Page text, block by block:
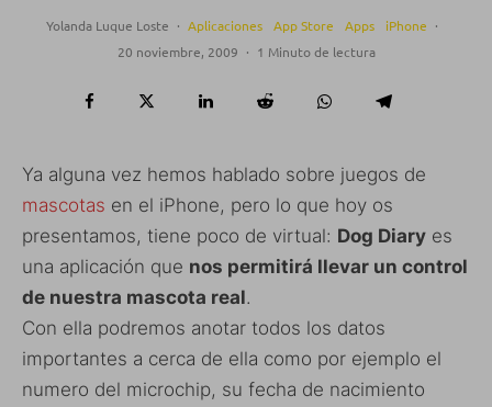
Yolanda Luque Loste · Aplicaciones App Store Apps iPhone ·
20 noviembre, 2009 · 1 Minuto de lectura
Ya alguna vez hemos hablado sobre juegos de
mascotas en el iPhone, pero lo que hoy os
presentamos, tiene poco de virtual: Dog Diary es
una aplicación que nos permitirá llevar un control
de nuestra mascota real.
Con ella podremos anotar todos los datos
importantes a cerca de ella como por ejemplo el
numero del microchip, su fecha de nacimiento